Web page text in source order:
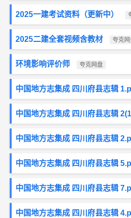
2025一建考试资料（更新中）
2025二建全套视频含教材 夸克
环境影响评价师 夸克网盘
中国地方志集成 四川府县志辑
中国地方志集成 四川府县志辑
中国地方志集成 四川府县志辑
中国地方志集成 四川府县志辑
中国地方志集成 四川府县志辑
中国地方志集成 四川府县志辑